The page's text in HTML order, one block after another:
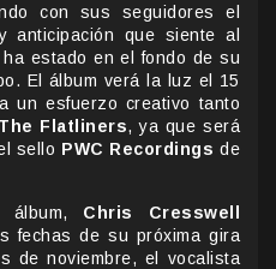
con sus seguidores el
anticipación que siente al
estado en el fondo de su
El álbum verá la luz el 15
un esfuerzo creativo tanto
The Flatliners, ya que será
sello PWC Recordings de
álbum, Chris Cresswell
fechas de su próxima gira
de noviembre, el vocalista